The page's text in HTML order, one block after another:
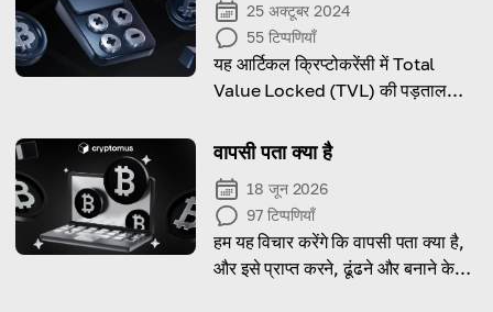
25 अक्टूबर 2024
55 टिप्पणियाँ
यह आर्टिकल क्रिप्टोकरेंसी में Total
Value Locked (TVL) की पड़ताल
वैल्यू और एंगेजमेंट का आकलन करने के लिए
वापसी पता क्या है
18 जून 2026
97 टिप्पणियाँ
हम यह विचार करेंगे कि वापसी पता क्या है,
और इसे प्राप्त करने, ढूंढने और बनाने के